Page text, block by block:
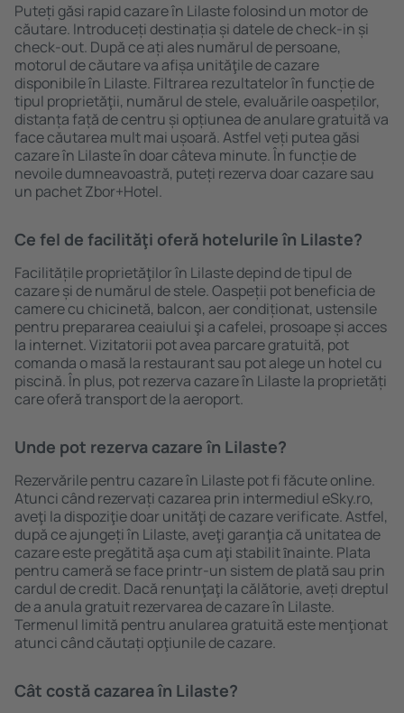
Puteți găsi rapid cazare în Lilaste folosind un motor de
căutare. Introduceți destinația și datele de check-in și
check-out. După ce ați ales numărul de persoane,
motorul de căutare va afișa unităţile de cazare
disponibile în Lilaste. Filtrarea rezultatelor în funcție de
tipul proprietăţii, numărul de stele, evaluările oaspeților,
distanța față de centru și opțiunea de anulare gratuită va
face căutarea mult mai ușoară. Astfel veți putea găsi
cazare în Lilaste în doar câteva minute. În funcție de
nevoile dumneavoastră, puteți rezerva doar cazare sau
un pachet Zbor+Hotel.
Ce fel de facilităţi oferă hotelurile în Lilaste?
Facilitățile proprietăţilor în Lilaste depind de tipul de
cazare și de numărul de stele. Oaspeții pot beneficia de
camere cu chicinetă, balcon, aer condiționat, ustensile
pentru prepararea ceaiului şi a cafelei, prosoape și acces
la internet. Vizitatorii pot avea parcare gratuită, pot
comanda o masă la restaurant sau pot alege un hotel cu
piscină. În plus, pot rezerva cazare în Lilaste la proprietăți
care oferă transport de la aeroport.
Unde pot rezerva cazare în Lilaste?
Rezervările pentru cazare în Lilaste pot fi făcute online.
Atunci când rezervați cazarea prin intermediul eSky.ro,
aveţi la dispoziţie doar unităţi de cazare verificate. Astfel,
după ce ajungeți în Lilaste, aveţi garanţia că unitatea de
cazare este pregătită aşa cum aţi stabilit ȋnainte. Plata
pentru cameră se face printr-un sistem de plată sau prin
cardul de credit. Dacă renunţaţi la călătorie, aveți dreptul
de a anula gratuit rezervarea de cazare în Lilaste.
Termenul limită pentru anularea gratuită este menţionat
atunci când căutați opţiunile de cazare.
Cât costă cazarea în Lilaste?